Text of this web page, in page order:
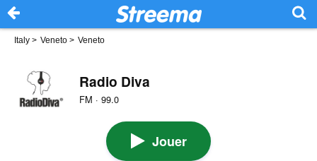
Italy > Veneto > Veneto
Radio Diva
FM · 99.0
Jouer